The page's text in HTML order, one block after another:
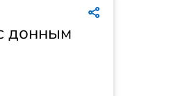
донным